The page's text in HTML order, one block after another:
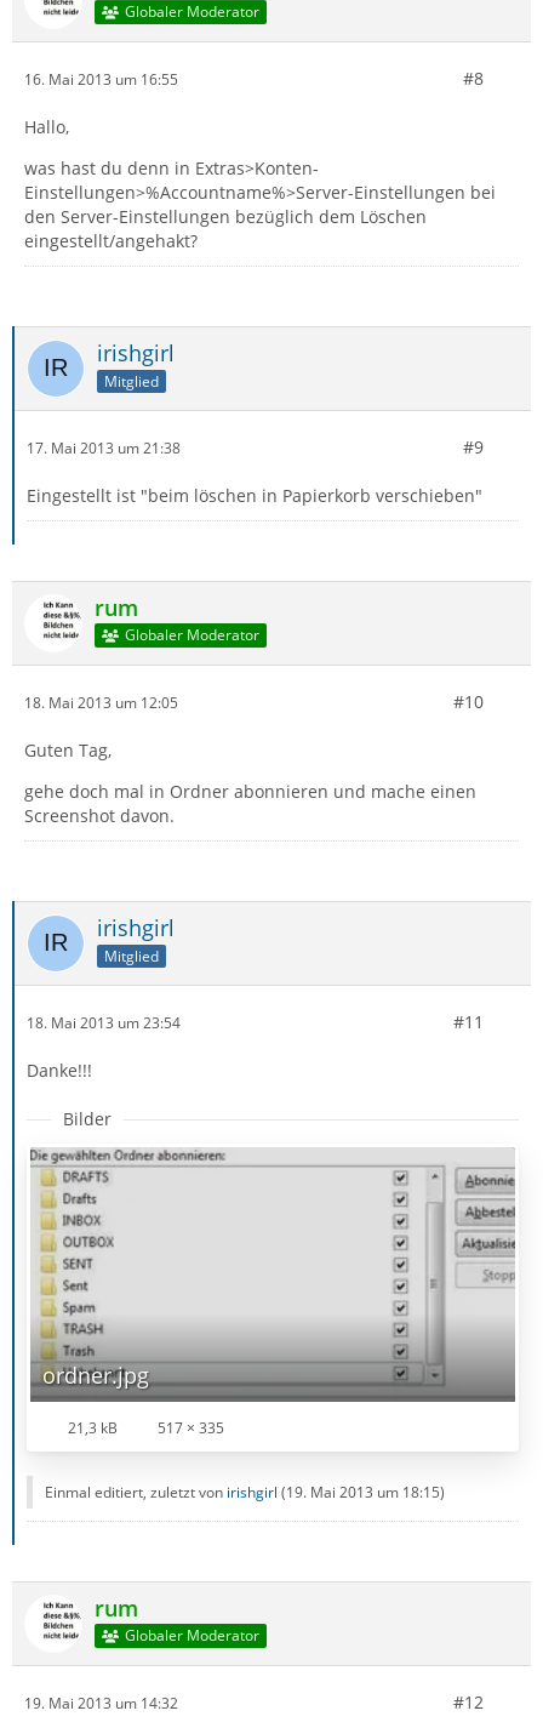
Globaler Moderator
16. Mai 2013 um 16:55 #8
Hallo,
was hast du denn in Extras>Konten-
Einstellungen>%Accountname%>Server-Einstellungen bei
den Server-Einstellungen bezüglich dem Löschen
eingestellt/angehakt?
irishgirl
Mitglied
17. Mai 2013 um 21:38 #9
Eingestellt ist "beim löschen in Papierkorb verschieben"
rum
Globaler Moderator
18. Mai 2013 um 12:05 #10
Guten Tag,
gehe doch mal in Ordner abonnieren und mache einen
Screenshot davon.
irishgirl
Mitglied
18. Mai 2013 um 23:54 #11
Danke!!!
Bilder
ordner.jpg
21,3 kB 517 × 335
Einmal editiert, zuletzt von irishgirl (19. Mai 2013 um 18:15)
rum
Globaler Moderator
19. Mai 2013 um 14:32 #12